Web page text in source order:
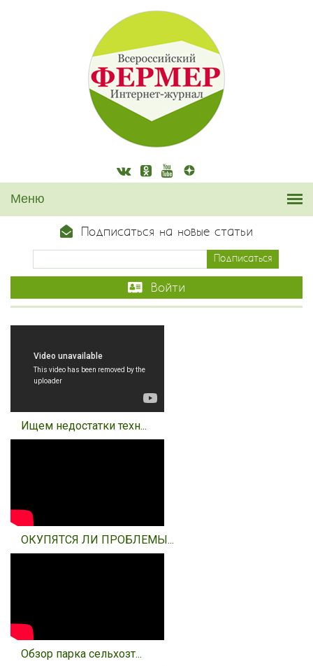
Подписаться на новые статьи
Войти
Ищем недостатки техн...
ОКУПЯТСЯ ЛИ ПРОБЛЕМЫ...
Обзор парка сельхозт...